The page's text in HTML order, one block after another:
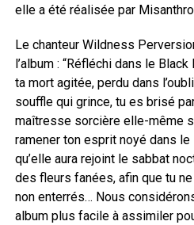
elle a été réalisée par
Le chanteur Wildness
l’album : “Réfléchi dans le
ta mort agitée, perdu dans
souffle qui grince, tu es brisé
maîtresse sorcière elle-même
ramener ton esprit noyé dans
qu’elle aura rejoint le sabbat
des fleurs fanées, afin que tu
non enterrés… Nous
album plus facile à assimiler